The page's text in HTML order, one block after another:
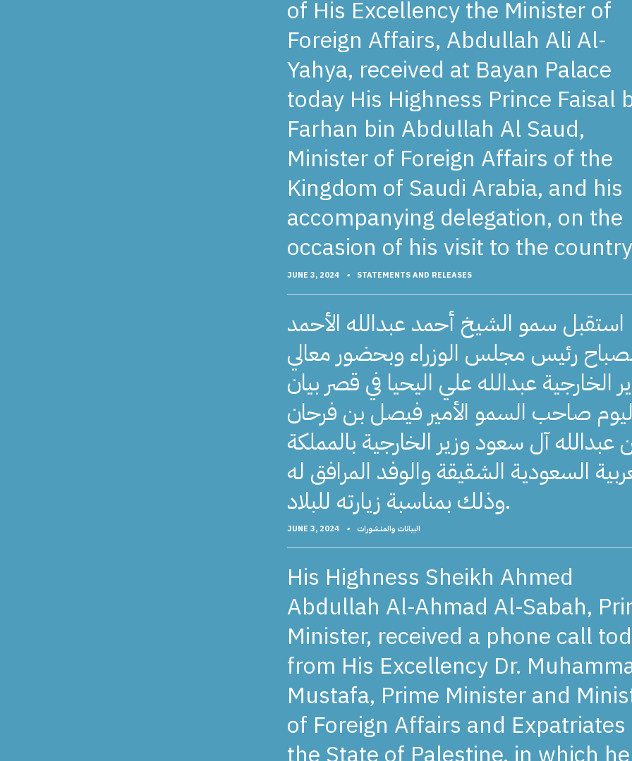
of His Excellency the Minister of
Foreign Affairs, Abdullah Ali Al-
Yahya, received at Bayan Palace
today His Highness Prince Faisal
Farhan bin Abdullah Al Saud,
Minister of Foreign Affairs of the
Kingdom of Saudi Arabia, and his
accompanying delegation, on the
occasion of his visit to the
JUNE 3, 2024 • STATEMENTS AND RELEASES
استقبل سمو الشيخ أحمد عبدالله الأحمد
رئيس مجلس الوزراء وبحضور معالي
الخارجية عبدالله علي اليحيا في قصر بيان
صاحب السمو الأمير فيصل بن فرحان
عبدالله آل سعود وزير الخارجية بالمملكة
السعودية الشقيقة والوفد المرافق له
وذلك بمناسبة زيارته للبلاد.
JUNE 3, 2024 • البيانات والمنشورات
His Highness Sheikh Ahmed
Abdullah Al-Ahmad Al-Sabah,
Minister, received a phone call
from His Excellency Dr.
Mustafa, Prime Minister and
of Foreign Affairs and